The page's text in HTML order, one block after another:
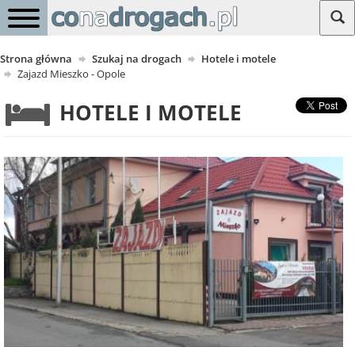
Strona główna Szukaj na drogach
Hotele i motele
Zajazd Mieszko - Opole
HOTELE I MOTELE